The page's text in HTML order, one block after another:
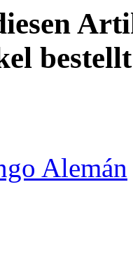
Alemán